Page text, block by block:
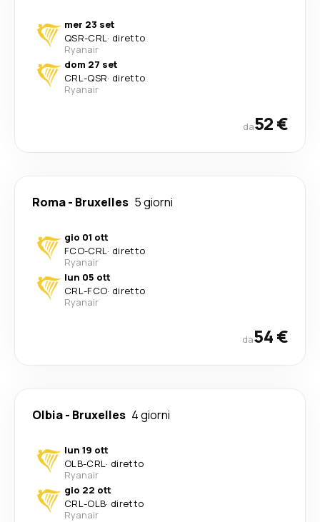
mer 23 set
QSR-CRL· diretto
Ryanair
dom 27 set
CRL-QSR· diretto
Ryanair
da52 €
Roma- Bruxelles 5 giorni
gio 01 ott
FCO-CRL· diretto
Ryanair
lun 05 ott
CRL-FCO· diretto
Ryanair
da54 €
Olbia- Bruxelles 4 giorni
lun 19 ott
OLB-CRL· diretto
Ryanair
gio 22 ott
CRL-OLB· diretto
Ryanair